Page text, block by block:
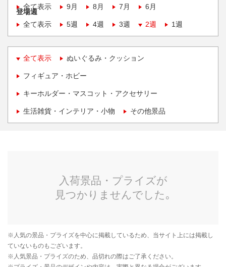
全て表示
9月 8月 7月 6月
登場週
全て表示
5週 4週 3週 2週 1週
全て表示 ぬいぐるみ・クッション
フィギュア・ホビー
キーホルダー・マスコット・アクセサリー
生活雑貨・インテリア・小物 その他景品